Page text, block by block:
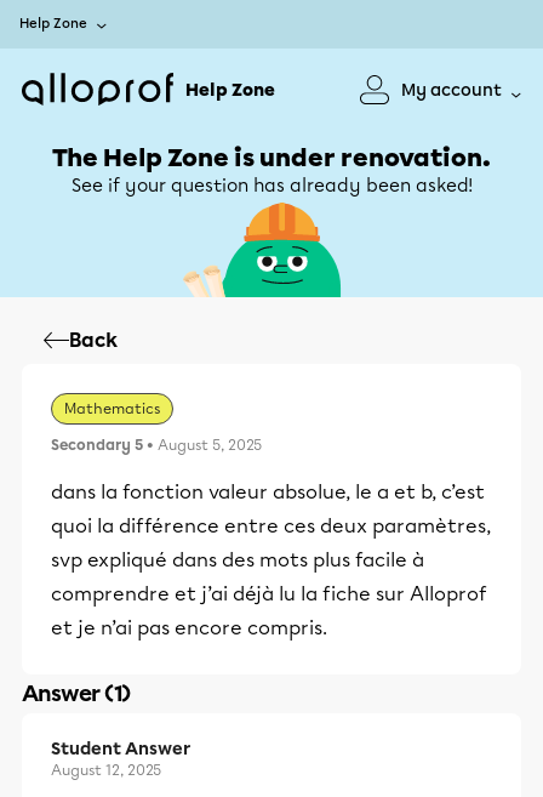
Help Zone
Help Zone My account
The Help Zone is under renovation.
See if your question has already been asked!
Back
Mathematics
Secondary 5 • August 5, 2025
dans la fonction valeur absolue, le a et b, c’est
quoi la différence entre ces deux paramètres,
svp expliqué dans des mots plus facile à
comprendre et j’ai déjà lu la fiche sur Alloprof
et je n’ai pas encore compris.
Answer (1)
Student Answer
August 12, 2025